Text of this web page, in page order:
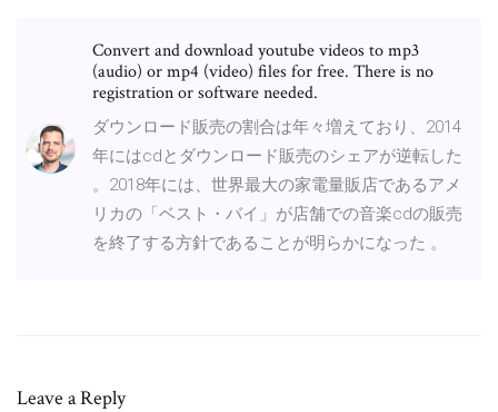
Convert and download youtube videos to mp3
(audio) or mp4 (video) files for free. There is no
registration or software needed.
ダウンロード販売の割合は年々増えており、2014
年にはcdとダウンロード販売のシェアが逆転した
。2018年には、世界最大の家電量販店であるアメ
リカの「ベスト・バイ」が店舗での音楽cdの販売
を終了する方針であることが明らかになった 。
Leave a Reply